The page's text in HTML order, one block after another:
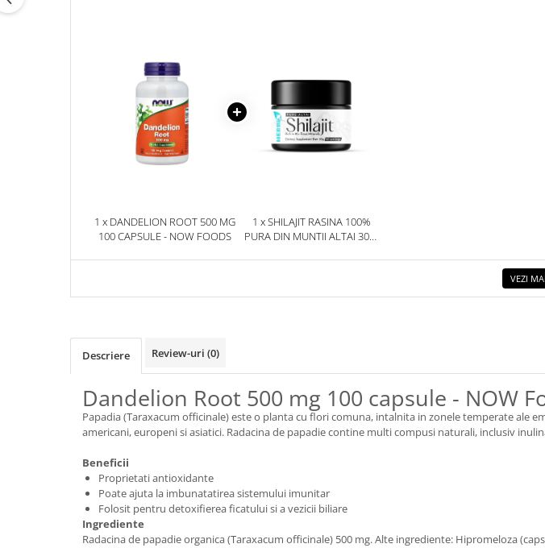
1 x DANDELION ROOT 500 MG
100 CAPSULE - NOW FOODS
1 x SHILAJIT RASINA 100%
PURA DIN MUNTII ALTAI 30G.
VEZI
Descriere Review-uri (0)
Dandelion Root 500 mg 100 capsule - NOW
Papadia (Taraxacum officinale) este o planta cu flori comuna, intalnita in zonele temperate ale
americani, europeni si asiatici. Radacina de papadie contine multi compusi naturali, inclusiv
Beneficii
Proprietati antioxidante
Poate ajuta la imbunatatirea sistemului imunitar
Folosit pentru detoxifierea ficatului si a vezicii biliare
Ingrediente
Radacina de papadie organica (Taraxacum officinale) 500 mg. Alte ingrediente: Hipromeloza